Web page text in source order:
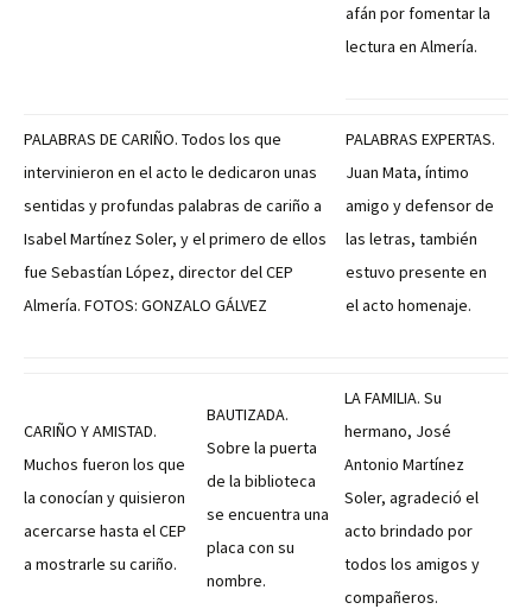
afán por fomentar la
lectura en Almería.
PALABRAS DE CARIÑO. Todos los que
intervinieron en el acto le dedicaron unas
sentidas y profundas palabras de cariño a
Isabel Martínez Soler, y el primero de ellos
fue Sebastían López, director del CEP
Almería. FOTOS: GONZALO GÁLVEZ
PALABRAS EXPERTAS.
Juan Mata, íntimo
amigo y defensor de
las letras, también
estuvo presente en
el acto homenaje.
CARIÑO Y AMISTAD.
Muchos fueron los que
la conocían y quisieron
acercarse hasta el CEP
a mostrarle su cariño.
BAUTIZADA.
Sobre la puerta
de la biblioteca
se encuentra una
placa con su
nombre.
LA FAMILIA. Su
hermano, José
Antonio Martínez
Soler, agradeció el
acto brindado por
todos los amigos y
compañeros.